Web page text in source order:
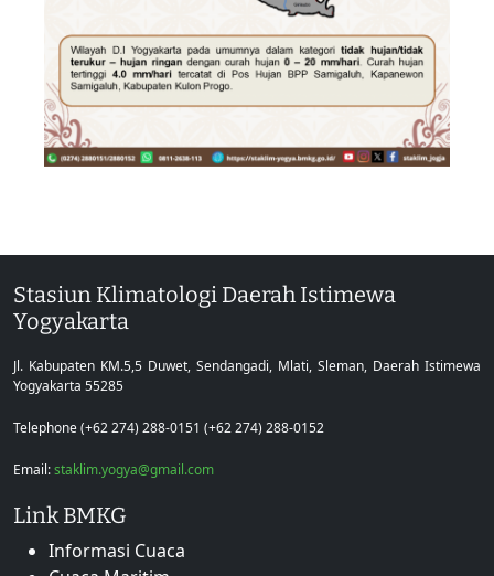
Stasiun Klimatologi Daerah Istimewa
Yogyakarta
Jl. Kabupaten KM.5,5 Duwet, Sendangadi, Mlati, Sleman, Daerah Istimewa
Yogyakarta 55285
Telephone (+62 274) 288-0151 (+62 274) 288-0152
Email:staklim.yogya@gmail.com
Link BMKG
Informasi Cuaca